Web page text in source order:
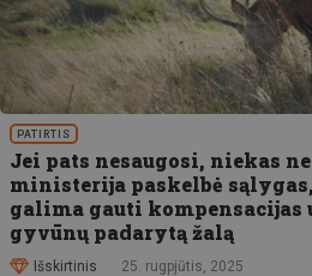
PATIRTIS
Jei pats nesaugosi, niekas
ministerija paskelbė
galima gauti kompensacijas
gyvūnų padarytą žalą
Išskirtinis 25. rugpjūtis, 2025